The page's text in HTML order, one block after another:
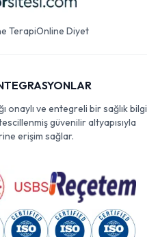
TerapiOnline Diyet
onaylı ve entegreli bir sağlık bilgi
güvenilir altyapısıyla
erişim sağlar.